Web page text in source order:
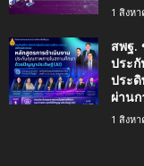
1 สิงห
สพฐ.
ประ
ประดิ
ผ่าน
1 สิงห